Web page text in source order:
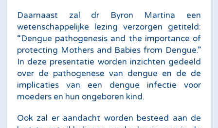
Daarnaast zal dr Byron Martina een
wetenschappelijke lezing verzorgen getiteld:
“Dengue pathogenesis and the importance of
protecting Mothers and Babies from Dengue.”
In deze presentatie worden inzichten gedeeld
over de pathogenese van dengue en de de
implicaties van een dengue infectie voor
moeders en hun ongeboren kind.
Ook zal er aandacht worden besteed aan de